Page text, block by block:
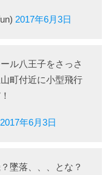
2017年6月3日
ル八王子をさっさ
町付近に小型飛行
2017年6月3日
墜落、、、とな？